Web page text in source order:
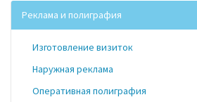
Реклама и полиграфия
Изготовление визиток
Наружная реклама
Оперативная полиграфия